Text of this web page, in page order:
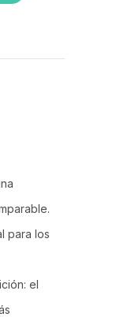
para los
el